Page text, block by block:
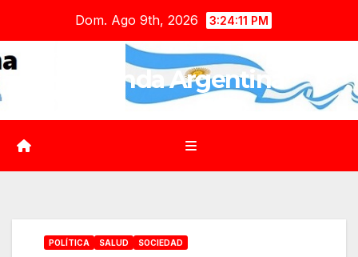
contenido
Dom. Ago 9th, 2026 3:24:13 PM
Agenda Argentina
POLÍTICA SALUD SOCIEDAD